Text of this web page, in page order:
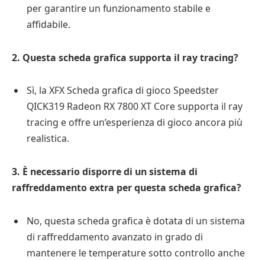
per garantire un funzionamento stabile e
affidabile.
2. Questa scheda grafica supporta il ray tracing?
Sì, la XFX Scheda grafica di gioco Speedster
QICK319 Radeon RX 7800 XT Core supporta il ray
tracing e offre un’esperienza di gioco ancora più
realistica.
3. È necessario disporre di un sistema di
raffreddamento extra per questa scheda grafica?
No, questa scheda grafica è dotata di un sistema
di raffreddamento avanzato in grado di
mantenere le temperature sotto controllo anche